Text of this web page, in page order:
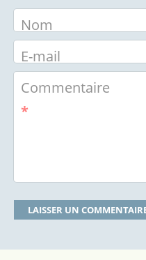
Nom
E-mail
Commentaire
*